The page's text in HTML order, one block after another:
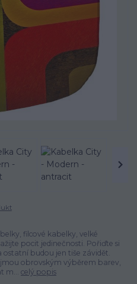
filcové kabelky, velké
pocit jedinečnosti. Pořiďte si
budou jen tiše závidět.
obrovským výběrem barev,
m... celý popis